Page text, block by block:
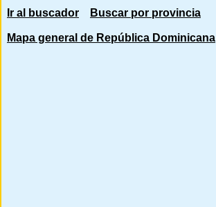
Ir al buscador Buscar por provincia
Mapa general de República Dominicana